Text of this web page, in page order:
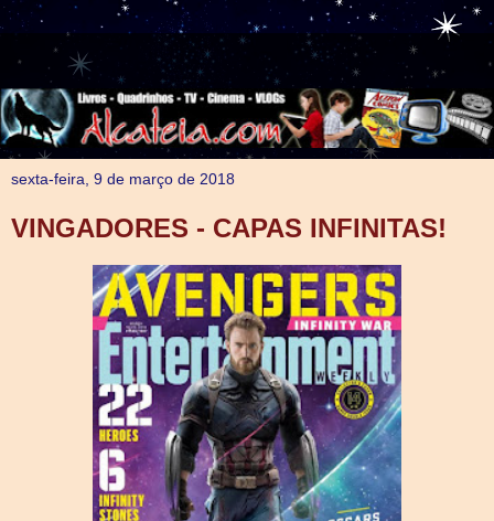
sexta-feira, 9 de março de 2018
VINGADORES - CAPAS INFINITAS!